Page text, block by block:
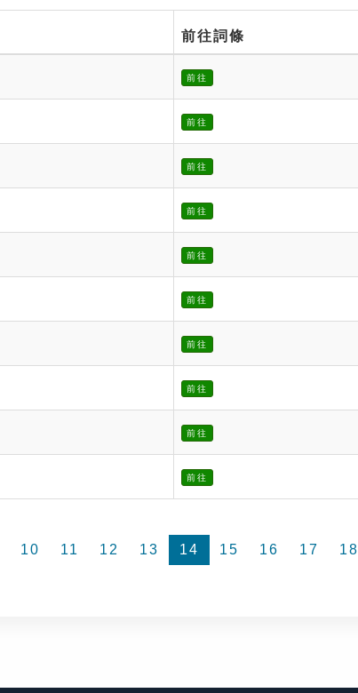
前往詞條
前往
前往
前往
前往
前往
前往
前往
前往
前往
前往
10 11 12 13 14 15 16 17 18